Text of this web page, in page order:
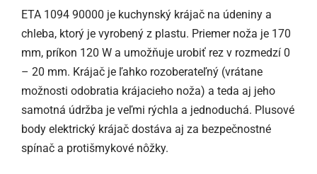
ETA 1094 90000 je kuchynský krájač na údeniny a
chleba, ktorý je vyrobený z plastu. Priemer noža je 170
mm, príkon 120 W a umožňuje urobiť rez v rozmedzí 0
– 20 mm. Krájač je ľahko rozoberateľný (vrátane
možnosti odobratia krájacieho noža) a teda aj jeho
samotná údržba je veľmi rýchla a jednoduchá. Plusové
body elektrický krájač dostáva aj za bezpečnostné
spínač a protišmykové nôžky.